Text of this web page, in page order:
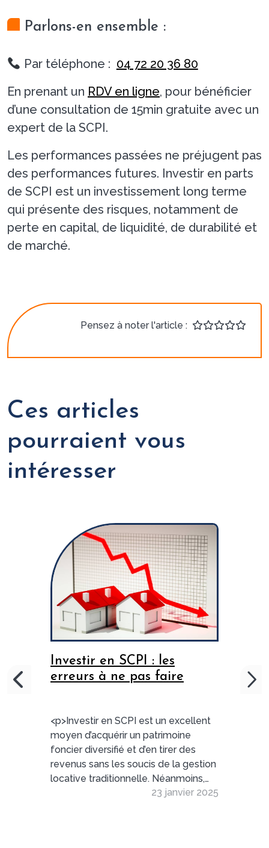
Parlons-en ensemble :
Par téléphone : 04 72 20 36 80
En prenant un RDV en ligne, pour bénéficier
d’une consultation de 15min gratuite avec un
expert de la SCPI.
Les performances passées ne préjugent pas
des performances futures. Investir en parts
de SCPI est un investissement long terme
qui présente des risques, notamment de
perte en capital, de liquidité, de durabilité et
de marché.
Pensez à noter l'article :
Ces articles
pourraient vous
intéresser
Investir en SCPI : les
erreurs à ne pas faire
<p>Investir en SCPI est un excellent
moyen d’acquérir un patrimoine
foncier diversifié et d’en tirer des
revenus sans les soucis de la gestion
locative traditionnelle. Néanmoins,
pour un investissement totalement
23 janvier 2025